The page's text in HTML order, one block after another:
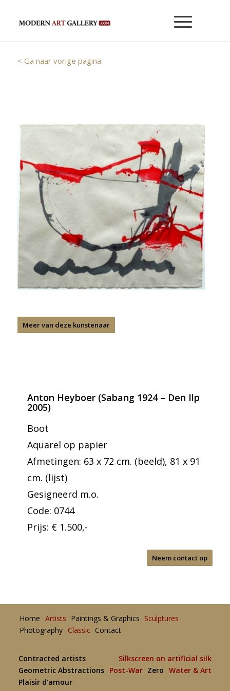
< Ga naar vorige pagina
Meer van deze kunstenaar
Anton Heyboer (Sabang 1924 – Den Ilp
2005)
Boot
Aquarel op papier
Afmetingen: 63 x 72 cm. (beeld), 81 x 91
cm. (lijst)
Gesigneerd m.o.
Code: 0744
Prijs: € 1.500,-
Neem contact op
Home Artists Paintings & Graphics Sculptures
Photography Classic Contact
Contracted artists
Silkscreen on artificial silk
Geometric Abstractions
Post-War Zero Water & Art
Plaisir d’amour